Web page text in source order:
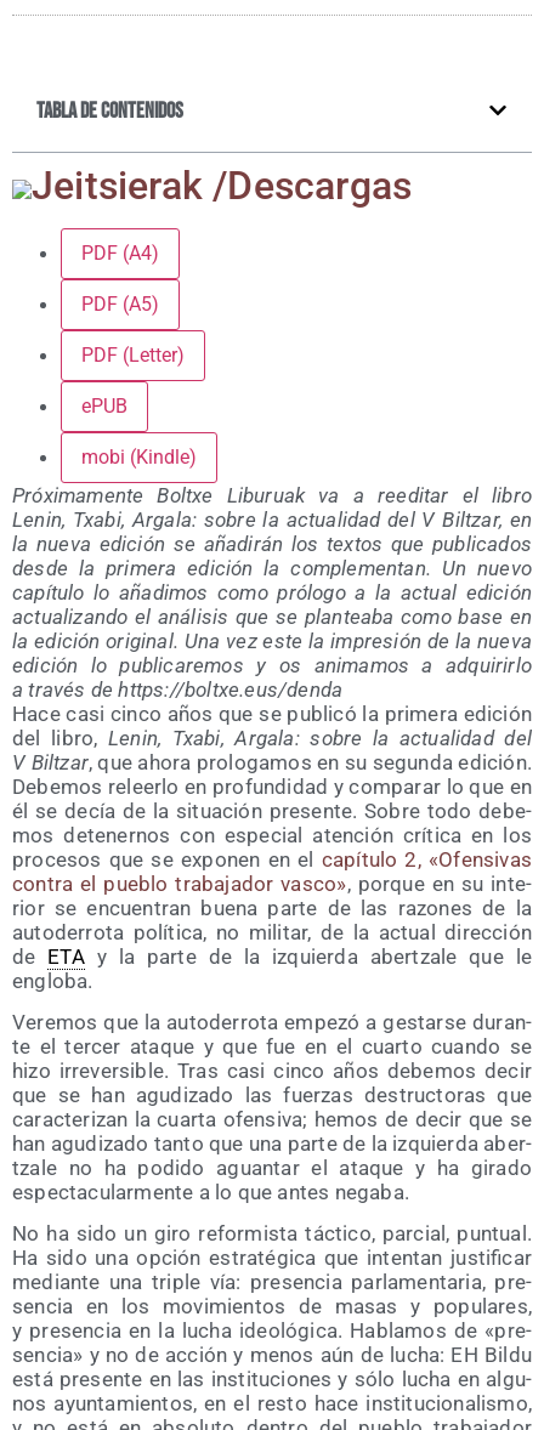
Tabla de contenidos
Jeitsie­rak /​Des­car­gas
PDF (A4)
PDF (A5)
PDF (Letter)
ePUB
mobi (Kindle)
Pró­xi­ma­men­te Boltxe Libu­ruak va a reedi­tar el libro
Lenin, Txa­bi, Arga­la: sobre la actua­li­dad del V Bil­tzar, en
la nue­va edi­ción se aña­di­rán los tex­tos que publi­ca­dos
des­de la pri­me­ra edi­ción la com­ple­men­tan. Un nue­vo
capí­tu­lo lo aña­di­mos como pró­lo­go a la actual edi­ción
actua­li­zan­do el aná­li­sis que se plan­tea­ba como base en
la edi­ción ori­gi­nal. Una vez este la impre­sión de la nue­va
edi­ción lo publi­ca­re­mos y os ani­ma­mos a adqui­rir­lo
a tra­vés de https://​boltxe​.eus/​d​e​nda
Hace casi cin­co años que se publi­có la pri­me­ra edi­ción
del libro, Lenin, Txa­bi, Arga­la: sobre la actua­li­dad del
V Bil­tzar, que aho­ra pro­lo­ga­mos en su segun­da edi­ción.
Debe­mos releer­lo en pro­fun­di­dad y com­pa­rar lo que en
él se decía de la situa­ción pre­sen­te. Sobre todo debe­
mos dete­ner­nos con espe­cial aten­ción crí­ti­ca en los
pro­ce­sos que se expo­nen en el capí­tu­lo 2, «Ofen­si­vas
con­tra el pue­blo tra­ba­ja­dor vas­co», por­que en su inte­
rior se encuen­tran bue­na par­te de las razo­nes de la
auto­de­rro­ta polí­ti­ca, no mili­tar, de la actual direc­ción
de ETAy la par­te de la izquier­da aber­tza­le que le
engloba.
Vere­mos que la auto­de­rro­ta empe­zó a ges­tar­se duran­
te el ter­cer ata­que y que fue en el cuar­to cuan­do se
hizo irre­ver­si­ble. Tras casi cin­co años debe­mos decir
que se han agu­di­za­do las fuer­zas des­truc­to­ras que
carac­te­ri­zan la cuar­ta ofen­si­va; hemos de decir que se
han agu­di­za­do tan­to que una par­te de la izquier­da aber­
tza­le no ha podi­do aguan­tar el ata­que y ha gira­do
espec­ta­cu­lar­men­te a lo que antes negaba.
No ha sido un giro refor­mis­ta tác­ti­co, par­cial, pun­tual.
Ha sido una opción estra­té­gi­ca que inten­tan jus­ti­fi­car
median­te una tri­ple vía: pre­sen­cia par­la­men­ta­ria, pre­
sen­cia en los movi­mien­tos de masas y popu­la­res,
y pre­sen­cia en la lucha ideo­ló­gi­ca. Habla­mos de «pre­
sen­cia» y no de acción y menos aún de lucha: EH Bil­du
está pre­sen­te en las ins­ti­tu­cio­nes y sólo lucha en algu­
nos ayun­ta­mien­tos, en el res­to hace ins­ti­tu­cio­na­lis­mo,